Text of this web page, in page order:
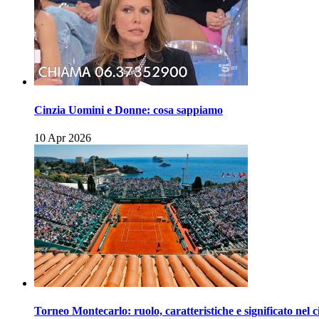
Cinzia Uomini e Donne: cosa sappiamo
10 Apr 2026
Torneo Montecarlo: ruolo, caratteristiche e significato nel